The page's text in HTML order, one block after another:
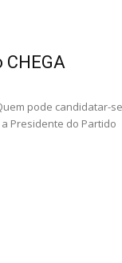
Quem pode candidatar-